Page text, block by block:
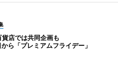
貨店では共同企画も
ら「プレミアムフライデー」